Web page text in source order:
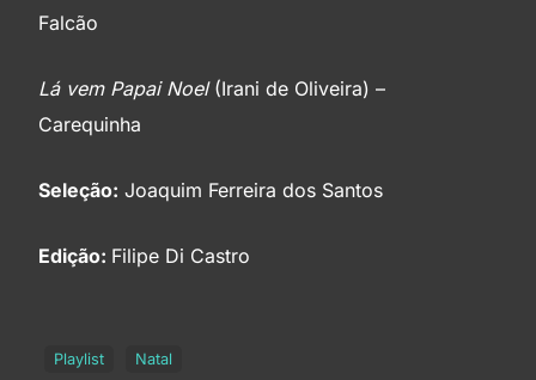
Falcão
Lá vem Papai Noel(Irani de Oliveira) –
Carequinha
Seleção: Joaquim Ferreira dos Santos
Edição: Filipe Di Castro
Playlist Natal